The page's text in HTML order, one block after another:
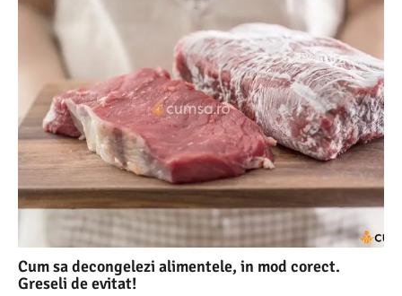
Cum sa decongelezi alimentele, in mod corect.
Greseli de evitat!